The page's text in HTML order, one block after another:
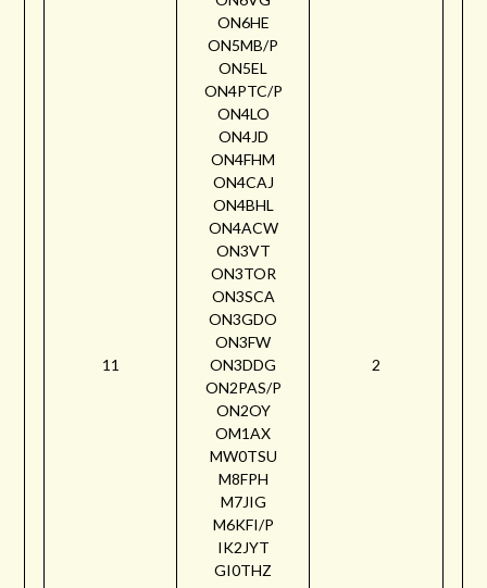
11
ON6HE
ON5MB/P
ON5EL
ON4PTC/P
ON4LO
ON4JD
ON4FHM
ON4CAJ
ON4BHL
ON4ACW
ON3VT
ON3TOR
ON3SCA
ON3GDO
ON3FW
ON3DDG
ON2PAS/P
ON2OY
OM1AX
MW0TSU
M8FPH
M7JIG
M6KFI/P
IK2JYT
GI0THZ
2